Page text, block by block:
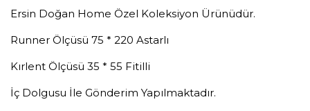
Ersin Doğan Home Özel Koleksiyon Ürünüdür.
Runner Ölçüsü 75 * 220 Astarlı
Kırlent Ölçüsü 35 * 55 Fitilli
İç Dolgusu İle Gönderim Yapılmaktadır.